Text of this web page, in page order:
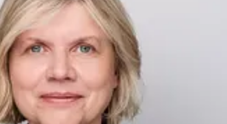
carolin.fricke@sahle.de 02571 81-275